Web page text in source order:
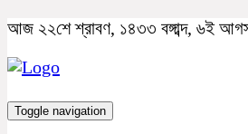
আজ ২২শে শ্রাবণ, ১৪৩৩ বঙ্গাব্দ, ৬ই
Toggle navigation